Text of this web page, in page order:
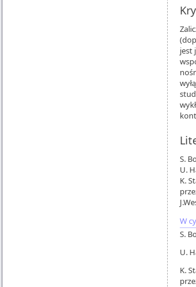
jest
S.
U.
K.
W
S.
U.
K.